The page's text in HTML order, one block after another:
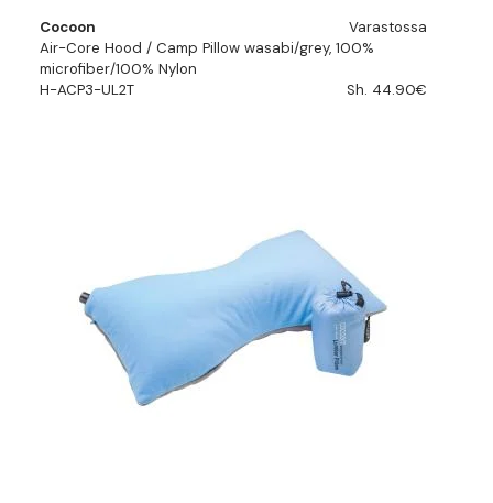
Cocoon
Varastossa
Air-Core Hood / Camp Pillow wasabi/grey, 100%
microfiber/100% Nylon
H-ACP3-UL2T
Sh. 44.90€